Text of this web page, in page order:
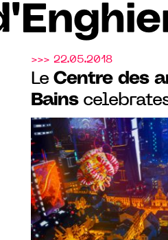
>>> 22.05.2018
Le Centre des
Bains
Bains